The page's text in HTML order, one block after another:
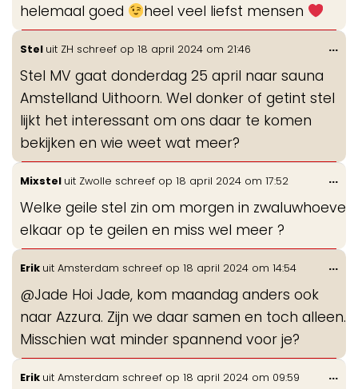
helemaal goed
heel veel liefst mensen
Stel uit ZH schreef op 18 april 2024 om 21:46
Stel MV gaat donderdag 25 april naar sauna
Amstelland Uithoorn. Wel donker of getint stel
lijkt het interessant om ons daar te komen
bekijken en wie weet wat meer?
...
Mixstel uit Zwolle schreef op 18 april 2024 om 17:52
Welke geile stel zin om morgen in zwaluwhoeve
elkaar op te geilen en miss wel meer ?
...
Erik uit Amsterdam schreef op 18 april 2024 om 14:54
@Jade Hoi Jade, kom maandag anders ook
naar Azzura. Zijn we daar samen en toch alleen.
Misschien wat minder spannend voor je?
...
Erik uit Amsterdam schreef op 18 april 2024 om 09:59 ...